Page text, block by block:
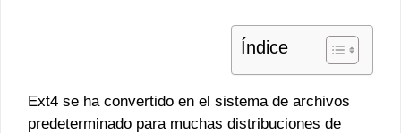
Índice
Ext4 se ha convertido en el sistema de archivos
predeterminado para muchas distribuciones de